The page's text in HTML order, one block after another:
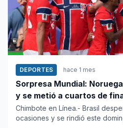
DEPORTES hace 1 mes
Sorpresa Mundial:
y se metió a cuartos de
Chimbote en Línea.- Brasil
ocasiones y se rindió este